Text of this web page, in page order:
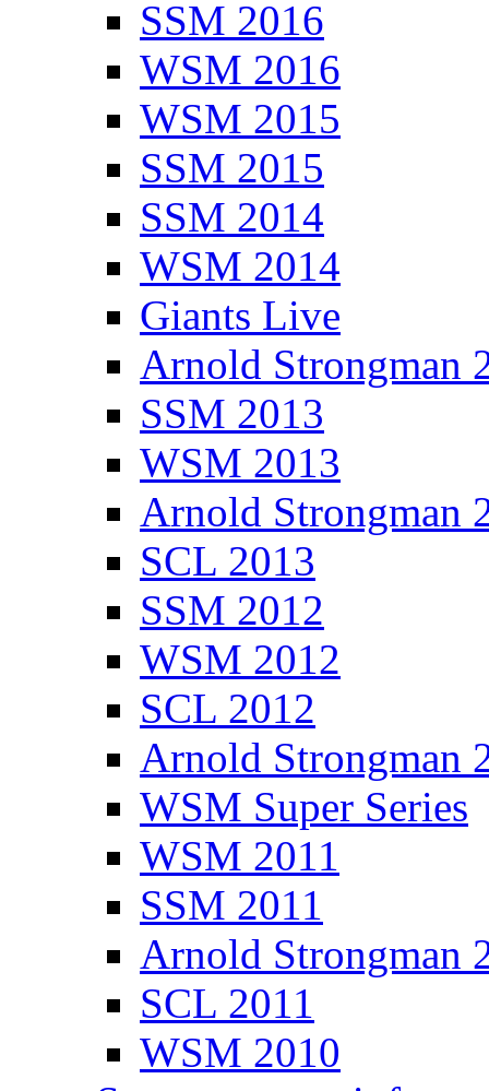
SSM 2016
WSM 2016
WSM 2015
SSM 2015
SSM 2014
WSM 2014
Giants Live
Arnold Strongman
SSM 2013
WSM 2013
Arnold Strongman
SCL 2013
SSM 2012
WSM 2012
SCL 2012
Arnold Strongman
WSM Super Series
WSM 2011
SSM 2011
Arnold Strongman
SCL 2011
WSM 2010